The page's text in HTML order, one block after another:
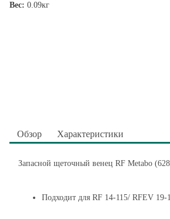
Вес: 0.09кг
Обзор Характеристики
Запасной щеточный венец RF Metabo
Подходит для RF 14-115/ RFEV 19-